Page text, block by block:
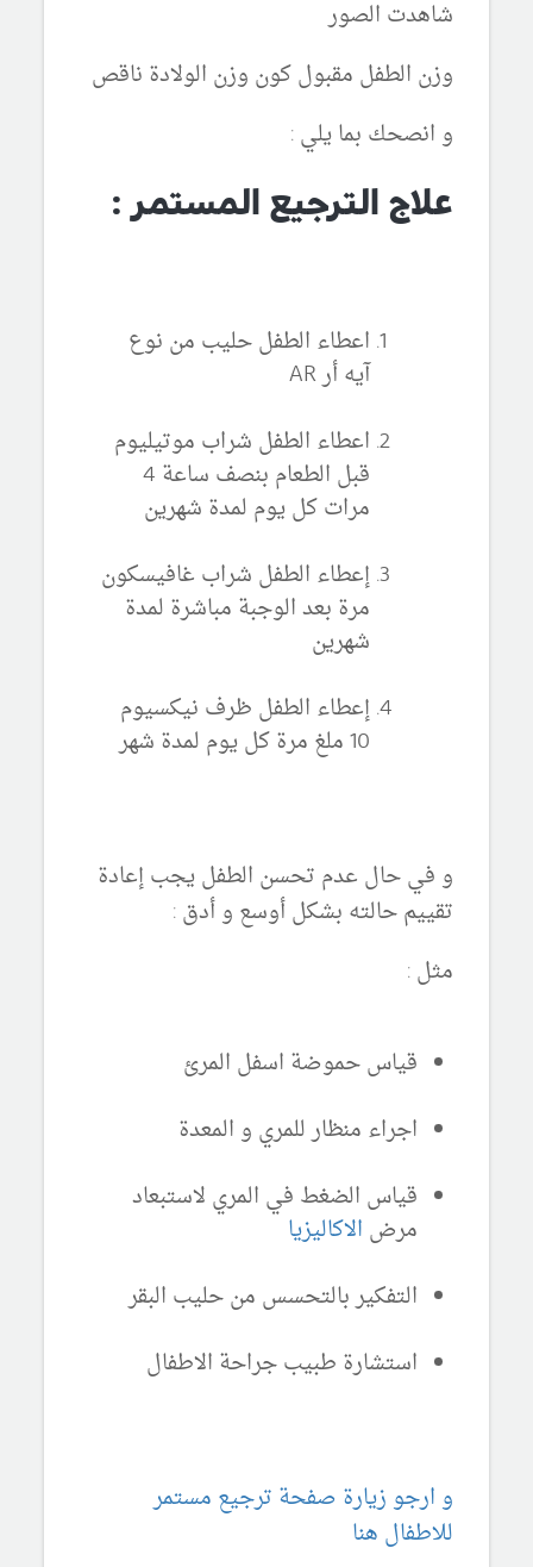
شاهدت الصور
وزن الطفل مقبول كون وزن الولادة ناقص
و انصحك بما يلي :
علاج الترجيع المستمر :
اعطاء الطفل حليب من نوع
آيه أر AR
اعطاء الطفل شراب موتيليوم
قبل الطعام بنصف ساعة 4
مرات كل يوم لمدة شهرين
إعطاء الطفل شراب غافيسكون
مرة بعد الوجبة مباشرة لمدة
شهرين
إعطاء الطفل ظرف نيكسيوم
10 ملغ مرة كل يوم لمدة شهر
و في حال عدم تحسن الطفل يجب إعادة
تقييم حالته بشكل أوسع و أدق :
مثل :
قياس حموضة اسفل المرئ
اجراء منظار للمري و المعدة
قياس الضغط في المري لاستبعاد
مرض الاكاليزيا
التفكير بالتحسس من حليب البقر
استشارة طبيب جراحة الاطفال
و ارجو زيارة صفحة ترجيع مستمر
للاطفال هنا